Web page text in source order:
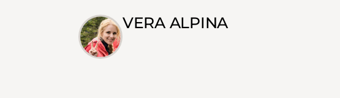
VERA ALPINA